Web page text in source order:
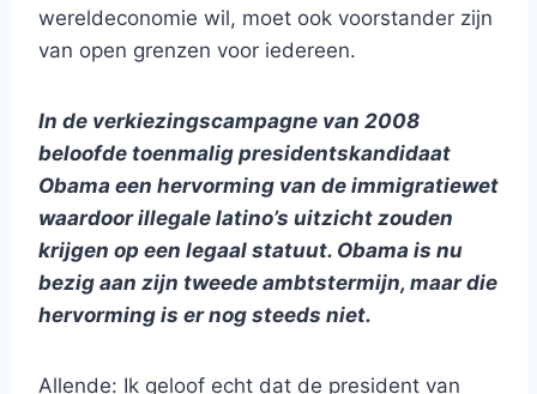
wereldeconomie wil, moet ook voorstander zijn
van open grenzen voor iedereen.
In de verkiezingscampagne van 2008
beloofde toenmalig presidentskandidaat
Obama een hervorming van de immigratiewet
waardoor illegale latino’s uitzicht zouden
krijgen op een legaal statuut. Obama is nu
bezig aan zijn tweede ambtstermijn, maar die
hervorming is er nog steeds niet.
Allende: Ik geloof echt dat de president van